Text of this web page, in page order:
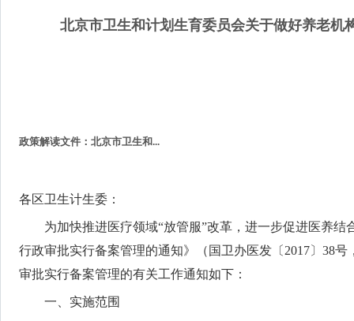
北京市卫生和计划生育委员会关于做好养老机
政策解读文件：北京市卫生和...
各区卫生计生委：
为加快推进医疗领域“放管服”改革，进一步促进医养
行政审批实行备案管理的通知》（国卫办医发〔2017〕38
审批实行备案管理的有关工作通知如下：
一、实施范围